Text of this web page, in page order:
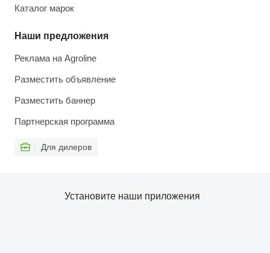
Каталог марок
Наши предложения
Реклама на Agroline
Разместить объявление
Разместить баннер
Партнерская программа
Для дилеров
Установите наши приложения